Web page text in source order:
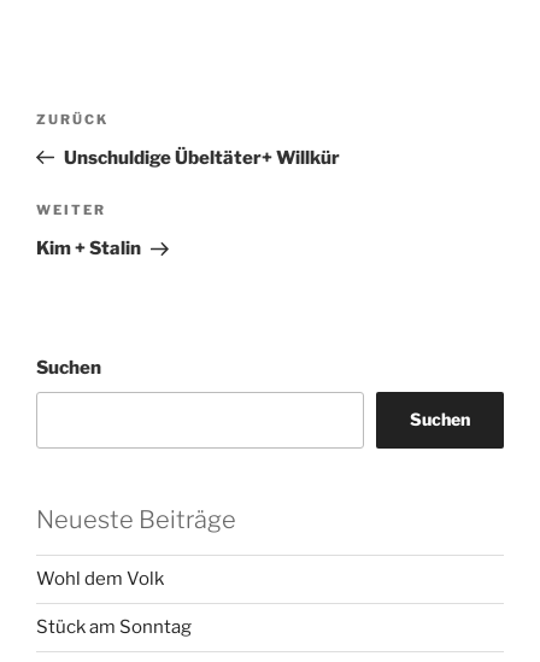
Beitragsnavigation
Vorheriger
Beitrag
ZURÜCK
Unschuldige Übeltäter+ Willkür
Nächster
Beitrag
WEITER
Kim + Stalin
Suchen
Suchen
Neueste Beiträge
Wohl dem Volk
Stück am Sonntag